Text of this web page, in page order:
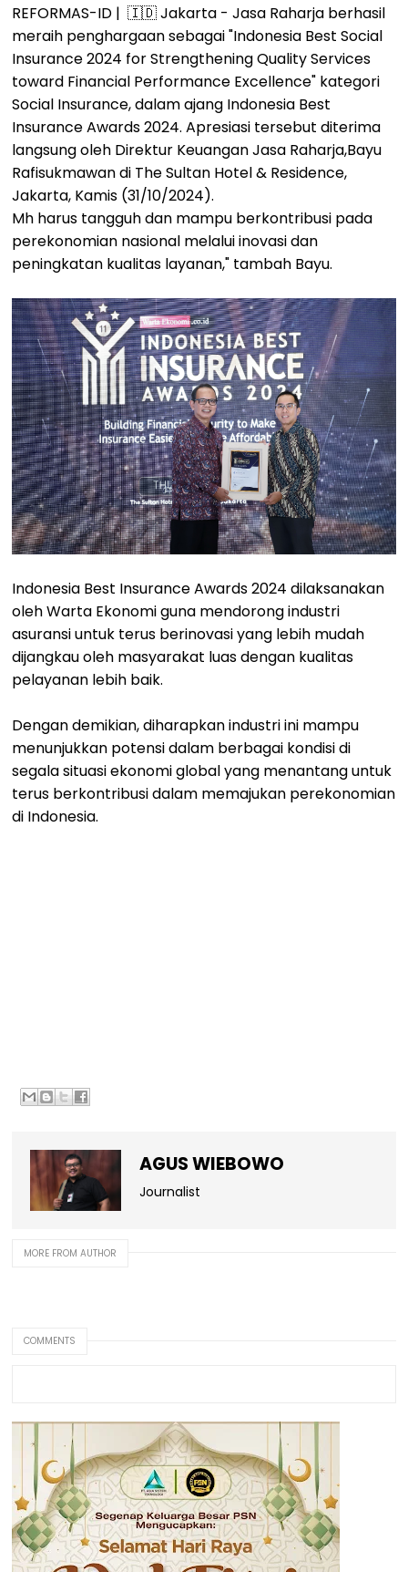
REFORMAS-ID | 🇮🇩 Jakarta - Jasa Raharja berhasil
meraih penghargaan sebagai "Indonesia Best Social
Insurance 2024 for Strengthening Quality Services
toward Financial Performance Excellence" kategori
Social Insurance, dalam ajang Indonesia Best
Insurance Awards 2024. Apresiasi tersebut diterima
langsung oleh Direktur Keuangan Jasa Raharja,Bayu
Rafisukmawan di The Sultan Hotel & Residence,
Jakarta, Kamis (31/10/2024).
Mh harus tangguh dan mampu berkontribusi pada
perekonomian nasional melalui inovasi dan
peningkatan kualitas layanan," tambah Bayu.
Indonesia Best Insurance Awards 2024 dilaksanakan
oleh Warta Ekonomi guna mendorong industri
asuransi untuk terus berinovasi yang lebih mudah
dijangkau oleh masyarakat luas dengan kualitas
pelayanan lebih baik.
Dengan demikian, diharapkan industri ini mampu
menunjukkan potensi dalam berbagai kondisi di
segala situasi ekonomi global yang menantang untuk
terus berkontribusi dalam memajukan perekonomian
di Indonesia.
AGUS WIEBOWO
Journalist
MORE FROM AUTHOR
COMMENTS